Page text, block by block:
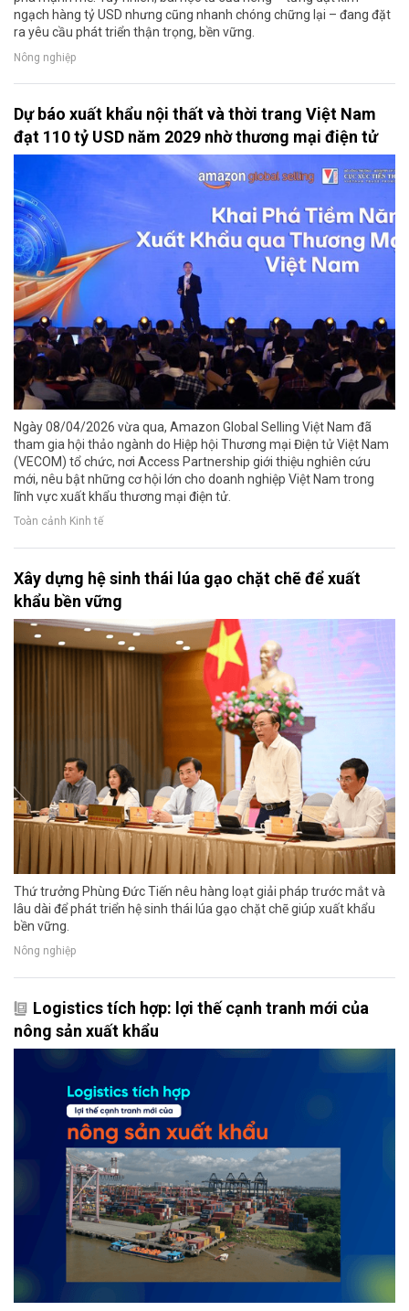
ngạch hàng tỷ USD nhưng cũng nhanh chóng chững lại – đang đặt
ra yêu cầu phát triển thận trọng, bền vững.
Nông nghiệp
Dự báo xuất khẩu nội thất và thời trang Việt Nam
đạt 110 tỷ USD năm 2029 nhờ thương mại điện tử
Ngày 08/04/2026 vừa qua, Amazon Global Selling Việt Nam đã
tham gia hội thảo ngành do Hiệp hội Thương mại Điện tử Việt Nam
(VECOM) tổ chức, nơi Access Partnership giới thiệu nghiên cứu
mới, nêu bật những cơ hội lớn cho doanh nghiệp Việt Nam trong
lĩnh vực xuất khẩu thương mại điện tử.
Toàn cảnh Kinh tế
Xây dựng hệ sinh thái lúa gạo chặt chẽ để xuất
khẩu bền vững
Thứ trưởng Phùng Đức Tiến nêu hàng loạt giải pháp trước mắt và
lâu dài để phát triển hệ sinh thái lúa gạo chặt chẽ giúp xuất khẩu
bền vững.
Nông nghiệp
Logistics tích hợp: lợi thế cạnh tranh mới của
nông sản xuất khẩu